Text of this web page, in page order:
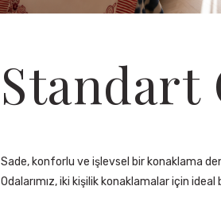
Standart
Sade, konforlu ve işlevsel bir konaklama
Odalarımız, iki kişilik konaklamalar için